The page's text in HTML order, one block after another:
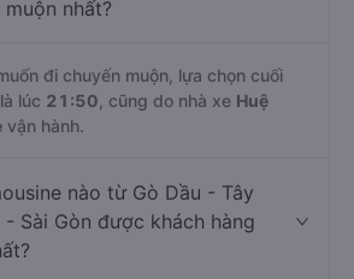
nhất?
đi chuyến muộn, lựa chọn cuối
lúc 21:50 , cũng do nhà xe Huệ
vận hành.
nào từ Gò Dầu - Tây
Sài Gòn được khách hàng